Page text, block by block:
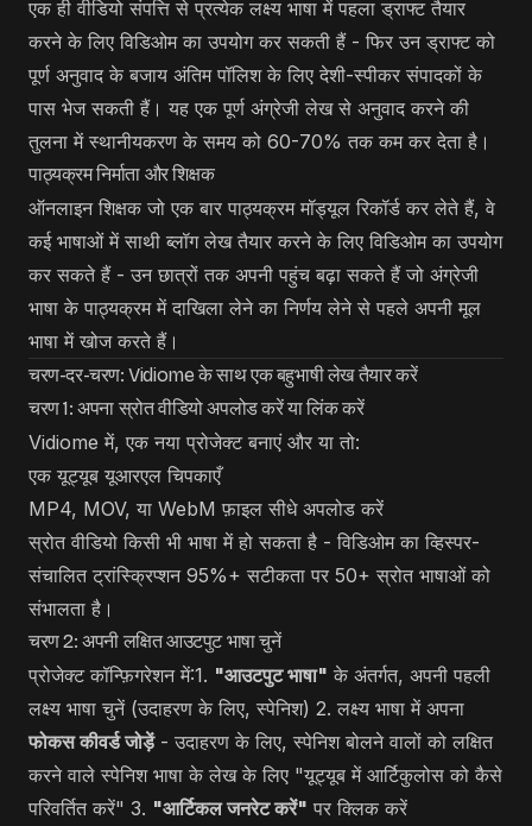
एक ही वीडियो संपत्ति से प्रत्येक लक्ष्य भाषा में पहला ड्राफ्ट तैयार
करने के लिए विडिओम का उपयोग कर सकती हैं - फिर उन ड्राफ्ट को
पूर्ण अनुवाद के बजाय अंतिम पॉलिश के लिए देशी-स्पीकर संपादकों के
पास भेज सकती हैं। यह एक पूर्ण अंग्रेजी लेख से अनुवाद करने की
तुलना में स्थानीयकरण के समय को 60-70% तक कम कर देता है।
पाठ्यक्रम निर्माता और शिक्षक
ऑनलाइन शिक्षक जो एक बार पाठ्यक्रम मॉड्यूल रिकॉर्ड कर लेते हैं, वे
कई भाषाओं में साथी ब्लॉग लेख तैयार करने के लिए विडिओम का उपयोग
कर सकते हैं - उन छात्रों तक अपनी पहुंच बढ़ा सकते हैं जो अंग्रेजी
भाषा के पाठ्यक्रम में दाखिला लेने का निर्णय लेने से पहले अपनी मूल
भाषा में खोज करते हैं।
चरण-दर-चरण: Vidiome के साथ एक बहुभाषी लेख तैयार करें
चरण 1: अपना स्रोत वीडियो अपलोड करें या लिंक करें
Vidiome में, एक नया प्रोजेक्ट बनाएं और या तो:
एक यूट्यूब यूआरएल चिपकाएँ
MP4, MOV, या WebM फ़ाइल सीधे अपलोड करें
स्रोत वीडियो किसी भी भाषा में हो सकता है - विडिओम का व्हिस्पर-
संचालित ट्रांस्क्रिप्शन 95%+ सटीकता पर 50+ स्रोत भाषाओं को
संभालता है।
चरण 2: अपनी लक्षित आउटपुट भाषा चुनें
प्रोजेक्ट कॉन्फ़िगरेशन में:1. "आउटपुट भाषा" के अंतर्गत, अपनी पहली
लक्ष्य भाषा चुनें (उदाहरण के लिए, स्पेनिश) 2. लक्ष्य भाषा में अपना
फोकस कीवर्ड जोड़ें- उदाहरण के लिए, स्पेनिश बोलने वालों को लक्षित
करने वाले स्पेनिश भाषा के लेख के लिए "यूट्यूब में आर्टिकुलोस को कैसे
परिवर्तित करें" 3. "आर्टिकल जनरेट करें" पर क्लिक करें